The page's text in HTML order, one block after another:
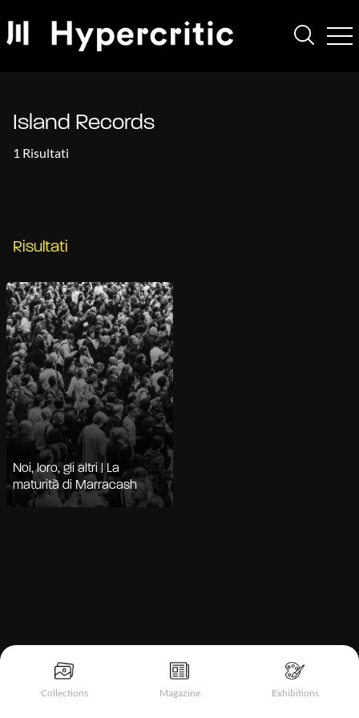
Collections Magazine Exhibitions
Island Records
1 Risultati
Risultati
Noi, loro, gli altri | La
maturità di Marracash
Informativa sulla raccolta